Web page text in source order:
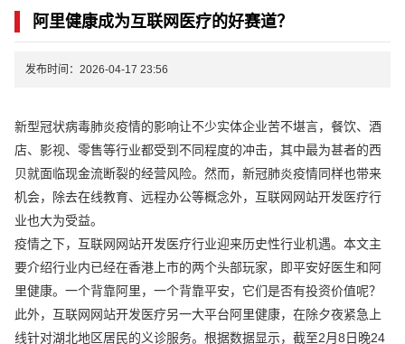
阿里健康成为互联网医疗的好赛道？
发布时间：2026-04-17 23:56
新型冠状病毒肺炎疫情的影响让不少实体企业苦不堪言，餐饮、酒
店、影视、零售等行业都受到不同程度的冲击，其中最为甚者的西
贝就面临现金流断裂的经营风险。然而，新冠肺炎疫情同样也带来
机会，除去在线教育、远程办公等概念外，互联网网站开发医疗行
业也大为受益。
疫情之下，互联网网站开发医疗行业迎来历史性行业机遇。本文主
要介绍行业内已经在香港上市的两个头部玩家，即平安好医生和阿
里健康。一个背靠阿里，一个背靠平安，它们是否有投资价值呢？
此外，互联网网站开发医疗另一大平台阿里健康，在除夕夜紧急上
线针对湖北地区居民的义诊服务。根据数据显示，截至2月8日晚24